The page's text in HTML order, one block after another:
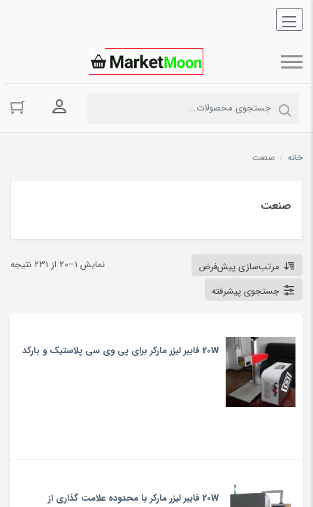
ورود به
خانه / صنعت
صنعت
نمایش 1–20 از 231 نتیجه
مرتب‌سازی پیش‌فرض
جستجوی پیشرفته
20W فایبر لیزر مارکر برای پی وی سی پلاستیک و بارکد
20W فایبر لیزر مارکر با محدوده علامت گذاری از